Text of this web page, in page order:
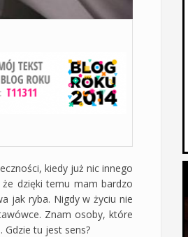
kiedy już nic innego
dzięki temu mam bardzo
jak ryba. Nigdy w życiu nie
Znam osoby, które
Gdzie tu jest sens?